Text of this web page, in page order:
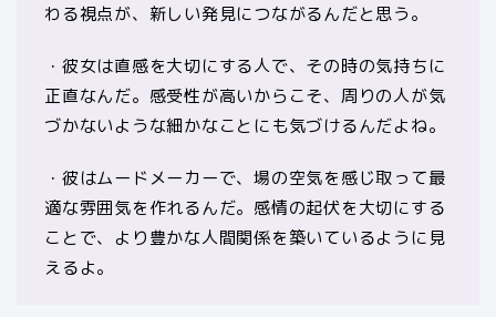
わる視点が、新しい発見につながるんだと思う。
・彼女は直感を大切にする人で、その時の気持ちに
正直なんだ。感受性が高いからこそ、周りの人が気
づかないような細かなことにも気づけるんだよね。
・彼はムードメーカーで、場の空気を感じ取って最
適な雰囲気を作れるんだ。感情の起伏を大切にする
ことで、より豊かな人間関係を築いているように見
えるよ。